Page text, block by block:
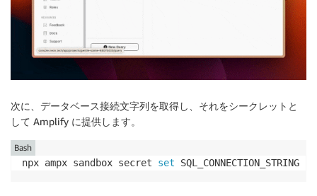
次に、データベース接続文字列を取得し、それをシークレットと
して Amplify に提供します。
npx ampx sandbox secret set SQL_CONNECTION_STRING
Bash